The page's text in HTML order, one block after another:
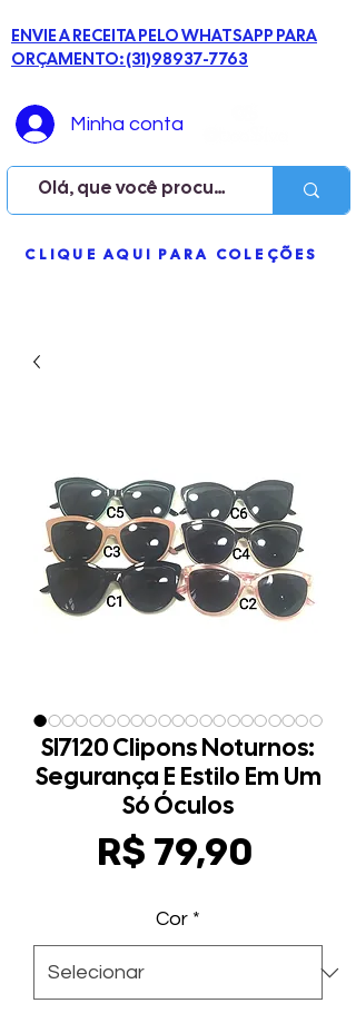
CLIQUE AQUI PARA COLEÇÕES
ME
NU
ENVIE A RECEITA PELO WHATSAPP PARA
ORÇAMENTO: (31)98937-7763
Minha conta
Sl7120 Clipons Noturnos:
Segurança E Estilo Em Um
Só Óculos
R$ 79,90
Cor *